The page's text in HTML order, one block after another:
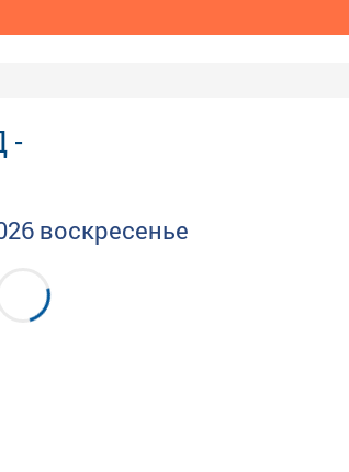
-
воскресенье